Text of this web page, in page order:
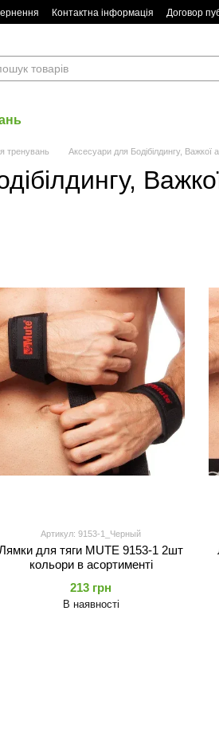
Контактна інформація Договор
тренувань Аксесуари для Бодібілдингу, Важкої
Артикул: 9153-1_Черный
для тяги MUTE 9153-1 2шт
кольори в асортименті
213 грн
В наявності